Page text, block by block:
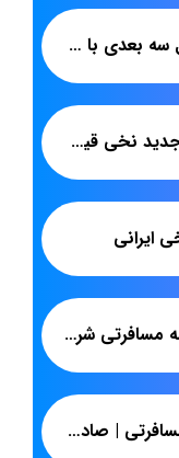
سفارش روبالشتی مخمل سه بعدی با کیسه ۳۶۰ جفتی
صادرات روبالشتی های جدید نخی قیمت مناسب
ایرانی
تولیدی تشک پشم شیشه مسافرتی شرکت پاندا
قیمت تشک تک نفره مسافرتی | صادرات انواع تشک ایرانی به عراق | پاندا